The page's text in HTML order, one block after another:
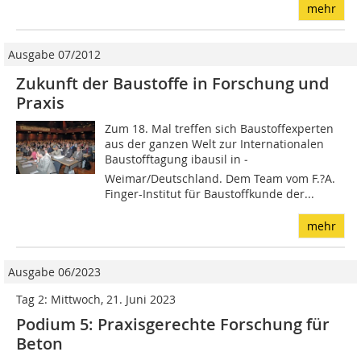
mehr
Ausgabe 07/2012
Zukunft der Baustoffe in Forschung und
Praxis
Zum 18. Mal treffen sich Baustoffexperten
aus der ganzen Welt zur Internationalen
Baustofftagung ibausil in ­
Weimar/Deutschland. Dem Team vom F.?A.
Finger-Institut für Baustoffkunde der...
mehr
Ausgabe 06/2023
Tag 2: Mittwoch, 21. Juni 2023
Podium 5: Praxisgerechte Forschung für
Beton